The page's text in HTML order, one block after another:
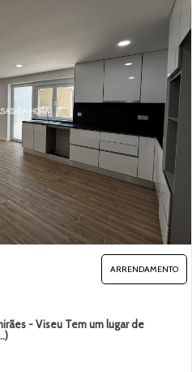
ARRENDAMENTO
- Viseu Tem um lugar de